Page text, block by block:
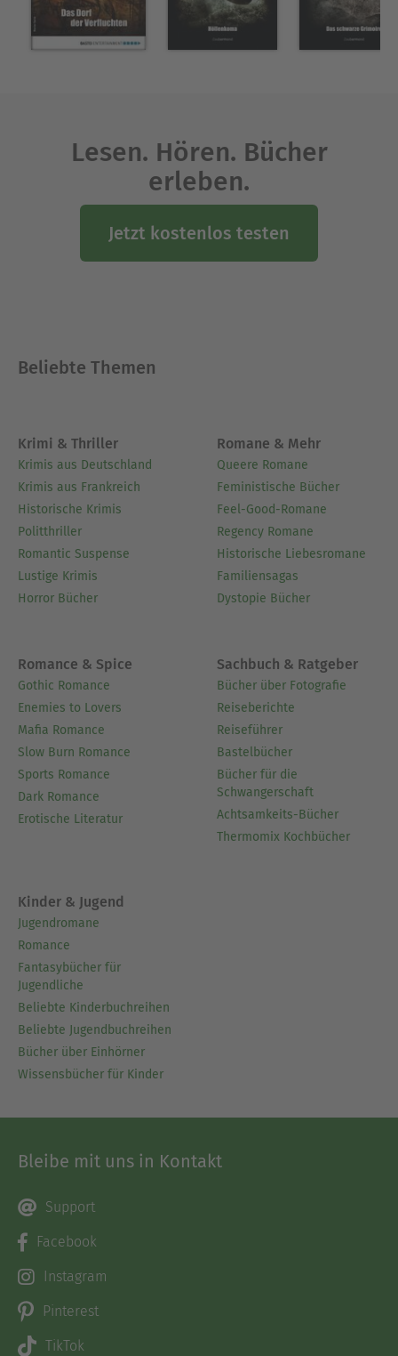
Lesen. Hören. Bücher
erleben.
Jetzt kostenlos testen
Beliebte Themen
Krimi & Thriller
Krimis aus Deutschland
Krimis aus Frankreich
Historische Krimis
Politthriller
Romantic Suspense
Lustige Krimis
Horror Bücher
Romane & Mehr
Queere Romane
Feministische Bücher
Feel-Good-Romane
Regency Romane
Historische Liebesromane
Familiensagas
Dystopie Bücher
Romance & Spice
Gothic Romance
Enemies to Lovers
Mafia Romance
Slow Burn Romance
Sports Romance
Dark Romance
Erotische Literatur
Sachbuch & Ratgeber
Bücher über Fotografie
Reiseberichte
Reiseführer
Bastelbücher
Bücher für die
Schwangerschaft
Achtsamkeits-Bücher
Thermomix Kochbücher
Kinder & Jugend
Jugendromane
Romance
Fantasybücher für
Jugendliche
Beliebte Kinderbuchreihen
Beliebte Jugendbuchreihen
Bücher über Einhörner
Wissensbücher für Kinder
Bleibe mit uns in Kontakt
Support
Facebook
Instagram
Pinterest
TikTok